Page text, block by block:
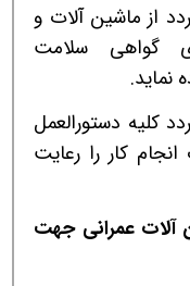
از ماشین آلات و
گواهی سلامت
نماید.
کلیه دستورالعمل
کار را رعایت
آلات عمرانی جهت